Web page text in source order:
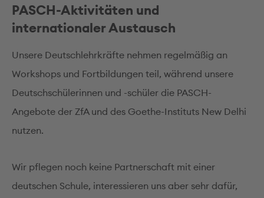
PASCH-Aktivitäten und
internationaler Austausch
Unsere Deutschlehrkräfte nehmen regelmäßig an
Workshops und Fortbildungen teil, während unsere
Deutschschülerinnen und -schüler die PASCH-
Angebote der ZfA und des Goethe-Instituts New Delhi
nutzen.
Wir pflegen noch keine Partnerschaft mit einer
deutschen Schule, interessieren uns aber sehr dafür,